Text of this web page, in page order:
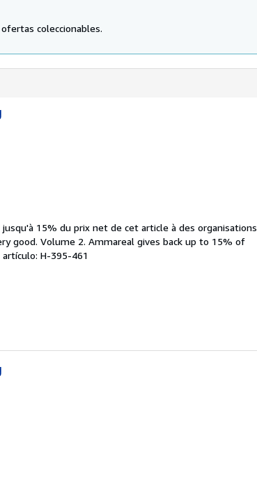
coleccionables.
15% du prix net de cet article à des organisations
good. Volume 2. Ammareal gives back up to 15% of
H-395-461